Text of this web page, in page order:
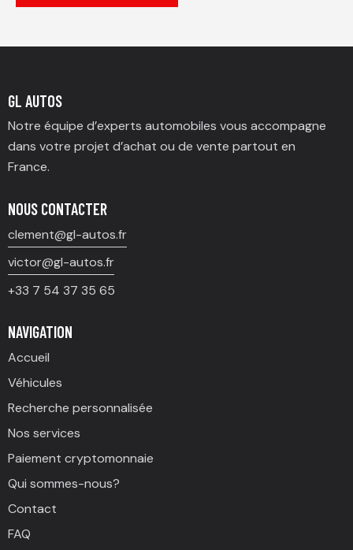
GL AUTOS
Notre équipe d’experts automobiles vous accompagne
dans votre projet d’achat ou de vente partout en
France.
NOUS CONTACTER
clement@gl-autos.fr
victor@gl-autos.fr
+33 7 54 37 35 65
NAVIGATION
Accueil
Véhicules
Recherche personnalisée
Nos services
Paiement cryptomonnaie
Qui sommes-nous?
Contact
FAQ